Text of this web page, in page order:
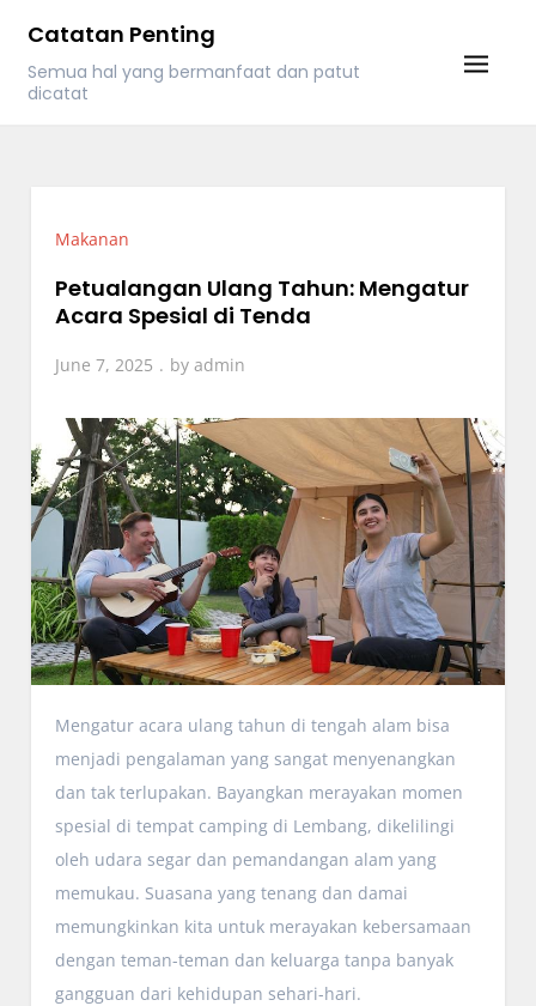
content
Catatan Penting
Semua hal yang bermanfaat dan patut
dicatat
Makanan
Petualangan Ulang Tahun: Mengatur
Acara Spesial di Tenda
June 7, 2025 byadmin
Mengatur acara ulang tahun di tengah alam bisa
menjadi pengalaman yang sangat menyenangkan
dan tak terlupakan. Bayangkan merayakan momen
spesial di tempat camping di Lembang, dikelilingi
oleh udara segar dan pemandangan alam yang
memukau. Suasana yang tenang dan damai
memungkinkan kita untuk merayakan kebersamaan
dengan teman-teman dan keluarga tanpa banyak
gangguan dari kehidupan sehari-hari.